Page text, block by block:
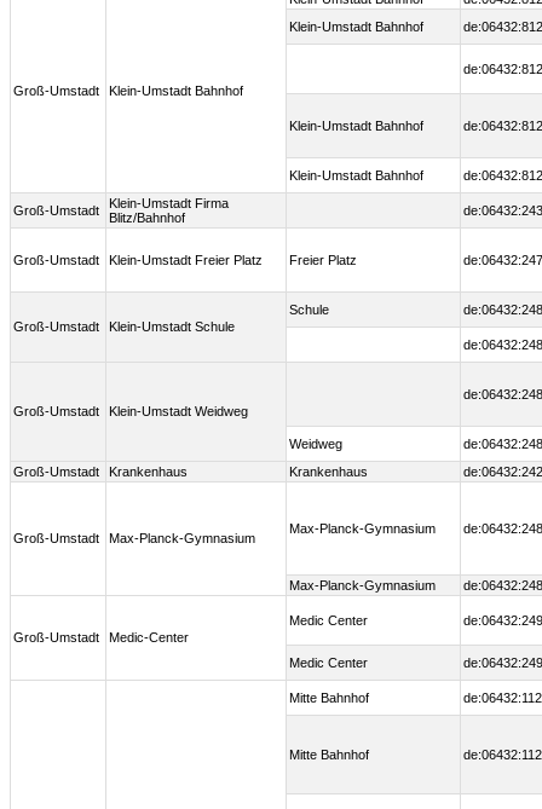
Groß-Umstadt Klein-Umstadt Bahnhof
Klein-Umstadt Bahnhof
Klein-Umstadt Bahnhof
Klein-Umstadt Bahnhof
Groß-Umstadt
Klein-Umstadt Firma
Blitz/Bahnhof
Groß-Umstadt Klein-Umstadt Freier Platz Freier Platz
Groß-Umstadt Klein-Umstadt Schule
Schule
Groß-Umstadt Klein-Umstadt Weidweg
Weidweg
Groß-Umstadt
Krankenhaus Krankenhaus
Groß-Umstadt Max-Planck-Gymnasium
Max-Planck-Gymnasium
Max-Planck-Gymnasium
Groß-Umstadt Medic-Center
Medic Center
Medic Center
Mitte Bahnhof
Mitte Bahnhof